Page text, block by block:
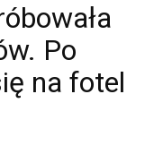
Po
na fotel